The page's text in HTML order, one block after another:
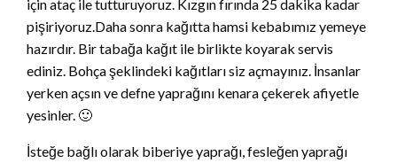
için ataç ile tutturuyoruz. Kızgın fırında 25 dakika kadar
pişiriyoruz.Daha sonra kağıtta hamsi kebabımız yemeye
hazırdır. Bir tabağa kağıt ile birlikte koyarak servis
ediniz. Bohça şeklindeki kağıtları siz açmayınız. İnsanlar
yerken açsın ve defne yaprağını kenara çekerek afiyetle
yesinler. 🙂
İsteğe bağlı olarak biberiye yaprağı, fesleğen yaprağı